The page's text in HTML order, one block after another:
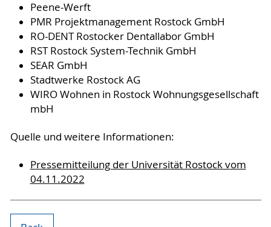
Peene-Werft
PMR Projektmanagement Rostock GmbH
RO-DENT Rostocker Dentallabor GmbH
RST Rostock System-Technik GmbH
SEAR GmbH
Stadtwerke Rostock AG
WIRO Wohnen in Rostock Wohnungsgesellschaft
mbH
Quelle und weitere Informationen:
Pressemitteilung der Universität Rostock vom
04.11.2022